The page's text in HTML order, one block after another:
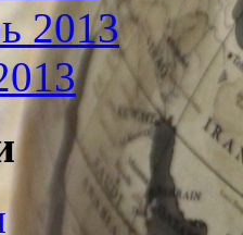
2013